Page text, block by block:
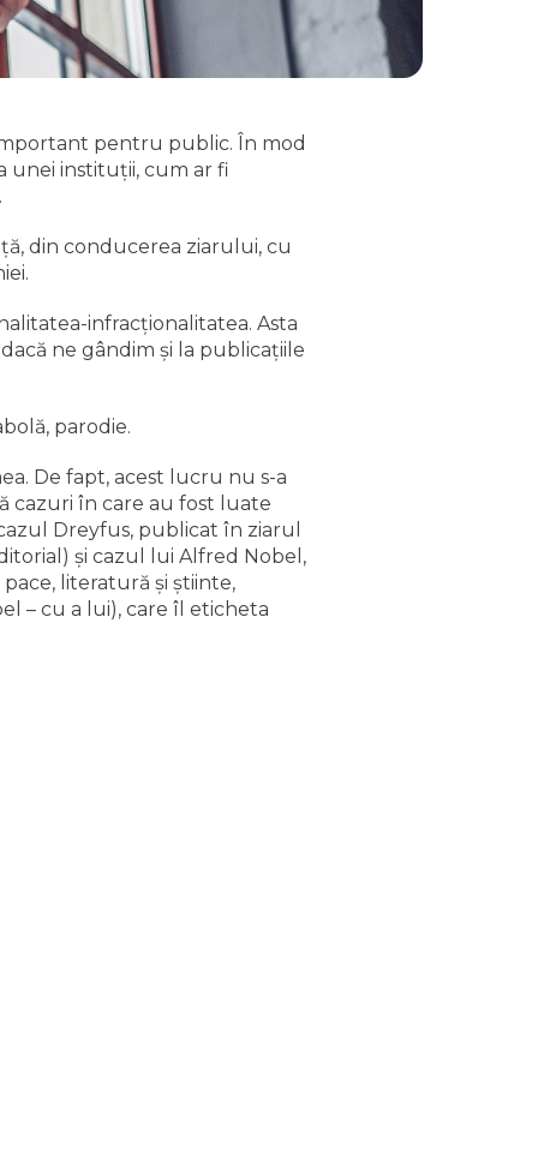
pentru public. În mod
unei instituţii, cum ar fi
din conducerea ziarului, cu
infracţionalitatea. Asta
ne gândim şi la publicaţiile
parodie.
De fapt, acest lucru nu s-a
cazuri în care au fost luate
Dreyfus, publicat în ziarul
şi cazul lui Alfred Nobel,
literatură şi ştiinte,
– cu a lui), care îl eticheta